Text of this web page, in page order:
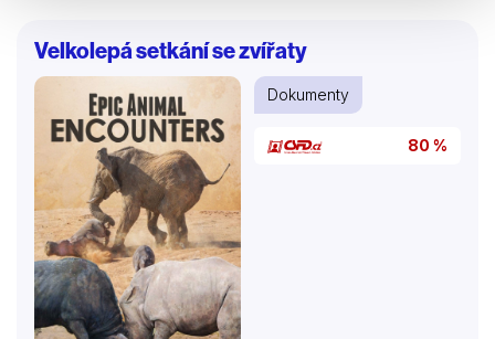
každý den stěhování, od operátorů jeřábů po
skladníky, řidiče kamionů a kapitány lodí. V náročné
době je pohyb zboží vždy na pořadu dne.
Velkolepá setkání se zvířaty
Dokumenty
80 %